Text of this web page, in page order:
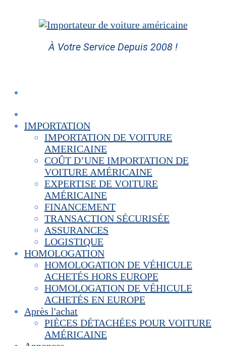
À Votre Service Depuis 2008 !
IMPORTATION
IMPORTATION DE VOITURE
AMERICAINE
COÛT D’UNE IMPORTATION DE
VOITURE AMÉRICAINE
EXPERTISE DE VOITURE
AMÉRICAINE
FINANCEMENT
TRANSACTION SÉCURISÉE
ASSURANCES
LOGISTIQUE
HOMOLOGATION
HOMOLOGATION DE VÉHICULE
ACHETÉS HORS EUROPE
HOMOLOGATION DE VÉHICULE
ACHETÉS EN EUROPE
Après l'achat
PIÈCES DÉTACHÉES POUR VOITURE
AMÉRICAINE